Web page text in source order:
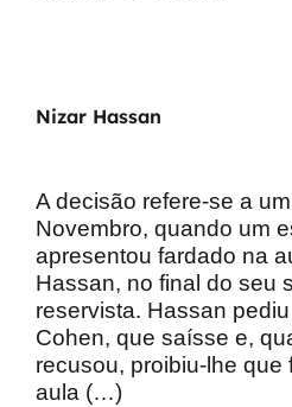
Nizar Hassan
A decisão refere-se a
Novembro, quando um
apresentou fardado na
Hassan, no final do seu
reservista. Hassan
Cohen, que saísse e,
recusou, proibiu-lhe que
aula (…)